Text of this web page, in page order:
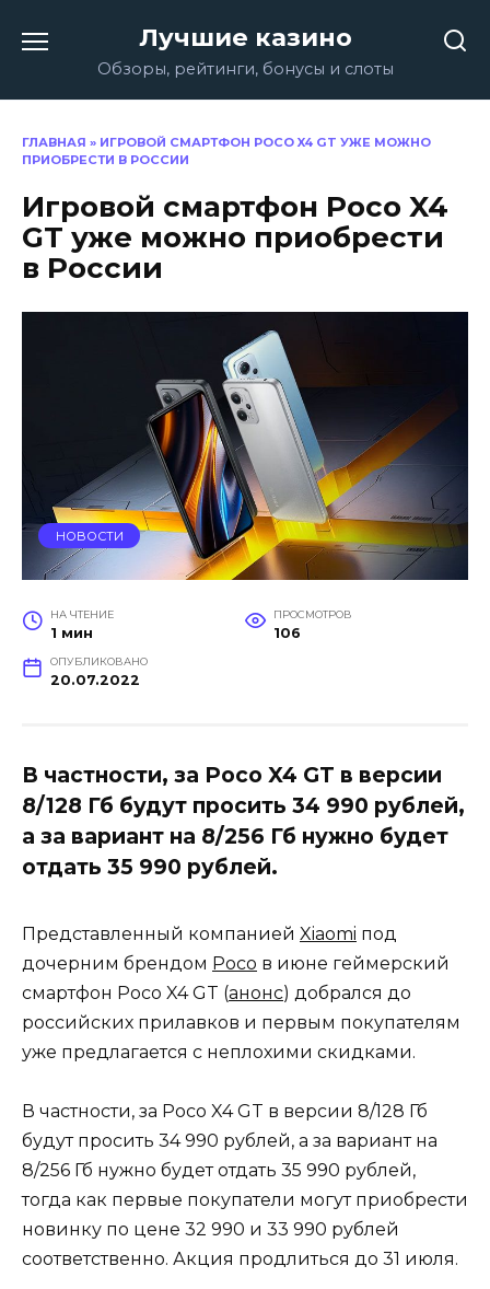
содержанию
Лучшие казино
Обзоры, рейтинги, бонусы и слоты
ГЛАВНАЯ » ИГРОВОЙ СМАРТФОН POCO X4 GT УЖЕ МОЖНО
ПРИОБРЕСТИ В РОССИИ
Игровой смартфон Poco X4
GT уже можно приобрести
в России
НОВОСТИ
НА ЧТЕНИЕ
1 мин
ПРОСМОТРОВ
106
ОПУБЛИКОВАНО
20.07.2022
В частности, за Poco X4 GT в версии
8/128 Гб будут просить 34 990 рублей,
а за вариант на 8/256 Гб нужно будет
отдать 35 990 рублей.
Представленный компанией Xiaomi под
дочерним брендом Poco в июне геймерский
смартфон Poco X4 GT (анонс) добрался до
российских прилавков и первым покупателям
уже предлагается с неплохими скидками.
В частности, за Poco X4 GT в версии 8/128 Гб
будут просить 34 990 рублей, а за вариант на
8/256 Гб нужно будет отдать 35 990 рублей,
тогда как первые покупатели могут приобрести
новинку по цене 32 990 и 33 990 рублей
соответственно. Акция продлиться до 31 июля.